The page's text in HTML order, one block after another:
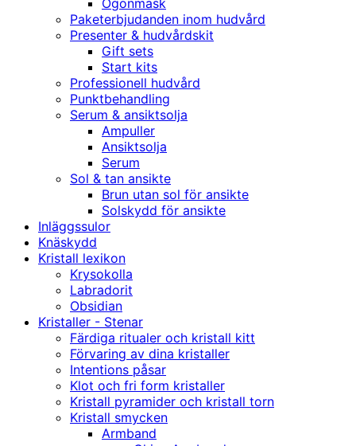
Ögonmask
Paketerbjudanden inom hudvård
Presenter & hudvårdskit
Gift sets
Start kits
Professionell hudvård
Punktbehandling
Serum & ansiktsolja
Ampuller
Ansiktsolja
Serum
Sol & tan ansikte
Brun utan sol för ansikte
Solskydd för ansikte
Inläggssulor
Knäskydd
Kristall lexikon
Krysokolla
Labradorit
Obsidian
Kristaller - Stenar
Färdiga ritualer och kristall kitt
Förvaring av dina kristaller
Intentions påsar
Klot och fri form kristaller
Kristall pyramider och kristall torn
Kristall smycken
Armband